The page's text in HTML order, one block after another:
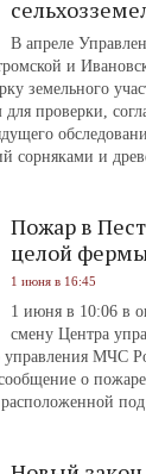
В апреле
и
земельного
проверки,
сорняками и
Пожар в
целой
1 июня в 16:45
1 июня в 10:06 в
смену Центра
управления МЧС
о